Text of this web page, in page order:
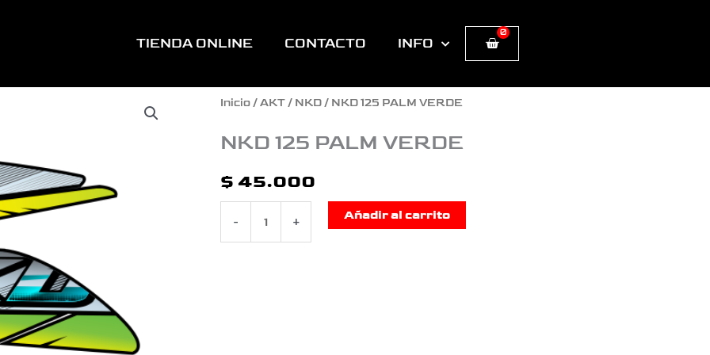
TIENDA ONLINE CONTACTO INFO
0
Cart
Inicio/AKT/ NKD/ NKD 125 PALM VERDE
NKD 125 PALM VERDE
$ 45.000
-
NKD
125
VERDE
+ Añadir al carrito